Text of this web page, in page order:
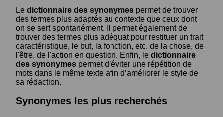
Le dictionnaire des synonymes permet de trouver
des termes plus adaptés au contexte que ceux dont
on se sert spontanément. Il permet également de
trouver des termes plus adéquat pour restituer un trait
caractéristique, le but, la fonction, etc. de la chose, de
l'être, de l'action en question. Enfin, le dictionnaire
des synonymes permet d’éviter une répétition de
mots dans le même texte afin d’améliorer le style de
sa rédaction.
Synonymes les plus recherchés